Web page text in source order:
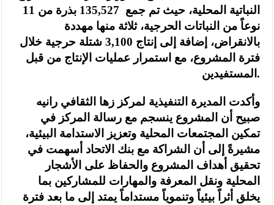
النباتية المحلية، حيث تم جمع 135,527 بذرة من 11
نوعاً من النباتات الحرجية، ثلاثة منها مهددة
بالانقراض، إضافة إلى إنتاج 3,100 شتلة حرجية خلال
فترة المشروع، مع استمرار عمليات الإنتاج من قبل
المستفيدين.
وأكدت المديرة التنفيذية لمركز زها الثقافي رانيه
صبيح أن المشروع ينسجم مع رسالة المركز في
تمكين المجتمعات المحلية وتعزيز الاستدامة البيئية،
مشيرةً إلى أن الشراكة مع بنك الاتحاد أسهمت في
تحقيق أهداف المشروع والحفاظ على الأشجار
المحلية ونقل المعرفة والمهارات للمشاركين بما
يخلق أثراً بيئياً وتنموياً مستداماً يمتد إلى ما بعد فترة